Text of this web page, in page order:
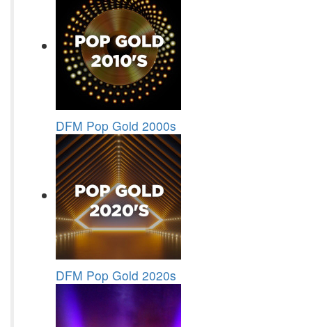
DFM Pop Gold 2000s
DFM Pop Gold 2020s